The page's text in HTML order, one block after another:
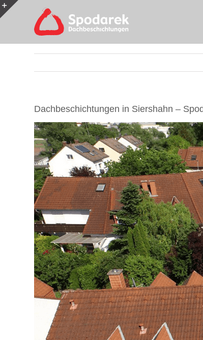
Skip
to
Dachbeschichtungen in Siershahn –
Bar